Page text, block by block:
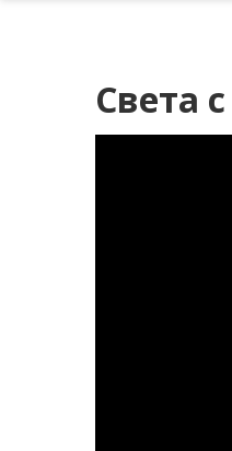
Света